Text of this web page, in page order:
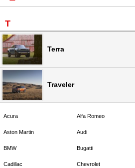
T
Terra
Traveler
Acura Alfa Romeo
Aston Martin Audi
BMW Bugatti
Cadillac Chevrolet